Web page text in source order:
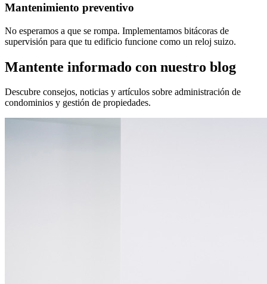
Mantenimiento preventivo
No esperamos a que se rompa. Implementamos bitácoras de
supervisión para que tu edificio funcione como un reloj suizo.
Mantente informado con nuestro blog
Descubre consejos, noticias y artículos sobre administración de
condominios y gestión de propiedades.